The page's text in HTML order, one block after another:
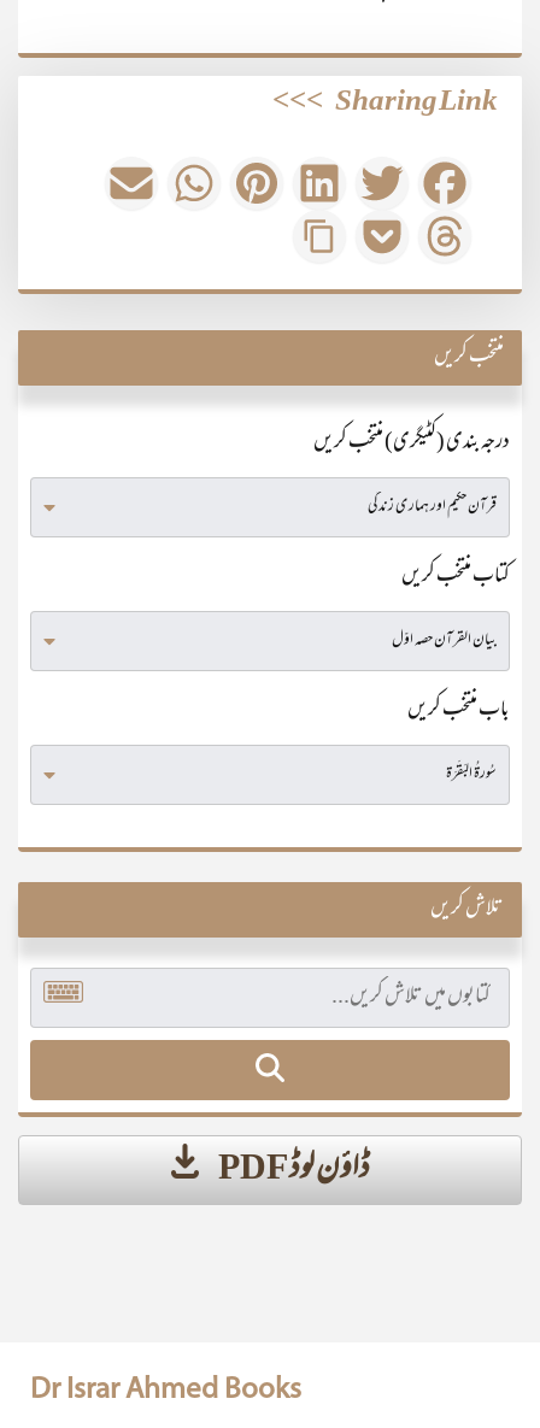
Sharing Link
>>>
منتخب کریں
درجہ بندی (کٹیگری) منتخب کریں
کتاب منتخب کریں
باب منتخب کریں
تلاش کریں
ڈاؤن لوڈ PDF
Dr Israr Ahmed Books